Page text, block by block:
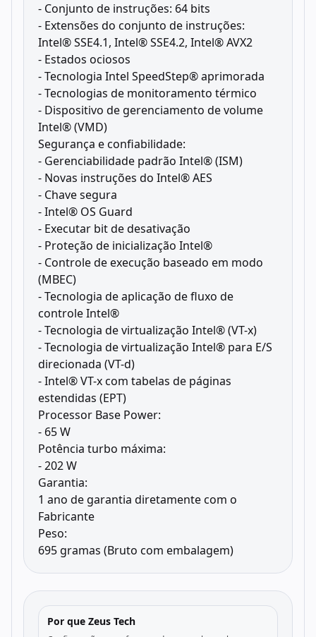
- Conjunto de instruções: 64 bits
- Extensões do conjunto de instruções:
Intel® SSE4.1, Intel® SSE4.2, Intel® AVX2
- Estados ociosos
- Tecnologia Intel SpeedStep® aprimorada
- Tecnologias de monitoramento térmico
- Dispositivo de gerenciamento de volume
Intel® (VMD)
Segurança e confiabilidade:
- Gerenciabilidade padrão Intel® (ISM)
- Novas instruções do Intel® AES
- Chave segura
- Intel® OS Guard
- Executar bit de desativação
- Proteção de inicialização Intel®
- Controle de execução baseado em modo
(MBEC)
- Tecnologia de aplicação de fluxo de
controle Intel®
- Tecnologia de virtualização Intel® (VT-x)
- Tecnologia de virtualização Intel® para E/S
direcionada (VT-d)
- Intel® VT-x com tabelas de páginas
estendidas (EPT)
Processor Base Power:
- 65 W
Potência turbo máxima:
- 202 W
Garantia:
1 ano de garantia diretamente com o
Fabricante
Peso:
695 gramas (Bruto com embalagem)
Por que Zeus Tech